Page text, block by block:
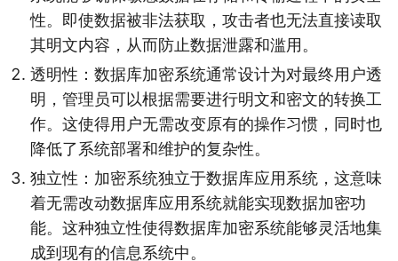
性。即使数据被非法获取，攻击者也无法直接读取
其明文内容，从而防止数据泄露和滥用。
透明性：数据库加密系统通常设计为对最终用户透
明，管理员可以根据需要进行明文和密文的转换工
作。这使得用户无需改变原有的操作习惯，同时也
降低了系统部署和维护的复杂性。
独立性：加密系统独立于数据库应用系统，这意味
着无需改动数据库应用系统就能实现数据加密功
能。这种独立性使得数据库加密系统能够灵活地集
成到现有的信息系统中。